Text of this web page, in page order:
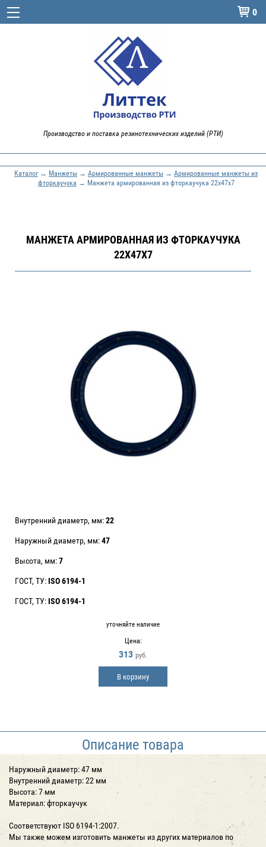
 0
Производство и поставка резинотехнических изделий (РТИ)
Каталог→ Манжеты → Армированные манжеты → Армированные манжеты из
фторкаучука → Манжета армированная из фторкаучука 22х47х7
МАНЖЕТА АРМИРОВАННАЯ ИЗ ФТОРКАУЧУКА
22Х47Х7
Внутренний диаметр, мм:22
Наружный диаметр, мм:47
Высота, мм:7
ГОСТ, ТУ:ISO 6194-1
ГОСТ, ТУ:ISO 6194-1
уточняйте наличие
Цена:
313 руб.
В корзину
Описание товара
Наружный диаметр: 47 мм
Внутренний диаметр: 22 мм
Высота: 7 мм
Материал: фторкаучук
Соответствуют ISO 6194-1:2007.
Мы также можем изготовить манжеты из других материалов по